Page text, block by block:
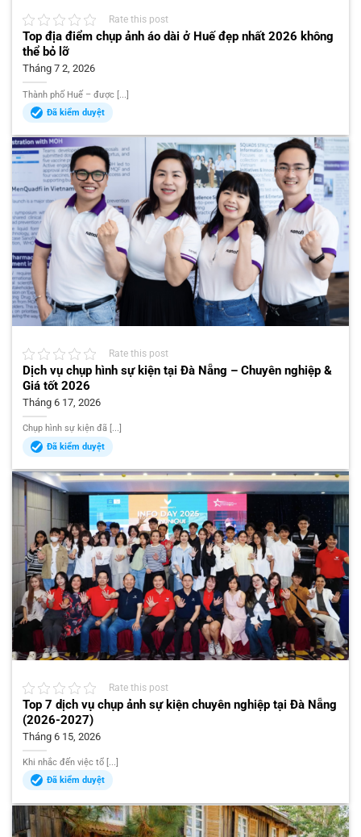
Rate this post
Top địa điểm chụp ảnh áo dài ở Huế đẹp nhất 2026 không
thể bỏ lỡ
Tháng 7 2, 2026
Thành phố Huế – được [...]
Đã kiểm duyệt
Rate this post
Dịch vụ chụp hình sự kiện tại Đà Nẵng – Chuyên nghiệp &
Giá tốt 2026
Tháng 6 17, 2026
Chụp hình sự kiện đã [...]
Đã kiểm duyệt
Rate this post
Top 7 dịch vụ chụp ảnh sự kiện chuyên nghiệp tại Đà Nẵng
(2026-2027)
Tháng 6 15, 2026
Khi nhắc đến việc tổ [...]
Đã kiểm duyệt